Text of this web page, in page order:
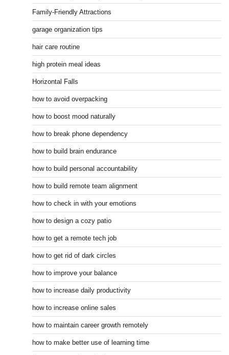
Family-Friendly Attractions
garage organization tips
hair care routine
high protein meal ideas
Horizontal Falls
how to avoid overpacking
how to boost mood naturally
how to break phone dependency
how to build brain endurance
how to build personal accountability
how to build remote team alignment
how to check in with your emotions
how to design a cozy patio
how to get a remote tech job
how to get rid of dark circles
how to improve your balance
how to increase daily productivity
how to increase online sales
how to maintain career growth remotely
how to make better use of learning time